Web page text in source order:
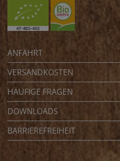
ANFAHRT
VERSANDKOSTEN
HÄUFIGE FRAGEN
DOWNLOADS
BARRIEREFREIHEIT